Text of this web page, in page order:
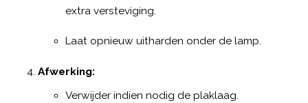
extra versteviging.
Laat opnieuw uitharden onder de lamp.
Afwerking:
Verwijder indien nodig de plaklaag.